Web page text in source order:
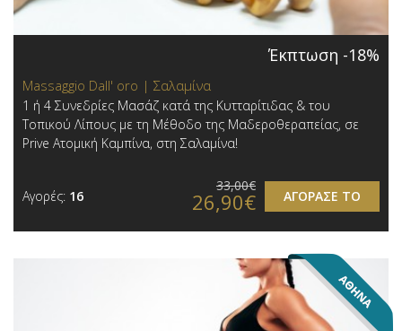
Έκπτωση -18%
Massaggio Dall' oro | Σαλαμίνα
1 ή 4 Συνεδρίες Μασάζ κατά της Κυτταρίτιδας & του
Τοπικού Λίπους με τη Μέθοδο της Μαδεροθεραπείας, σε
Prive Ατομική Καμπίνα, στη Σαλαμίνα!
Αγορές: 16 ΑΓΟΡΑΣΕ ΤΟ
33,00€
26,90€